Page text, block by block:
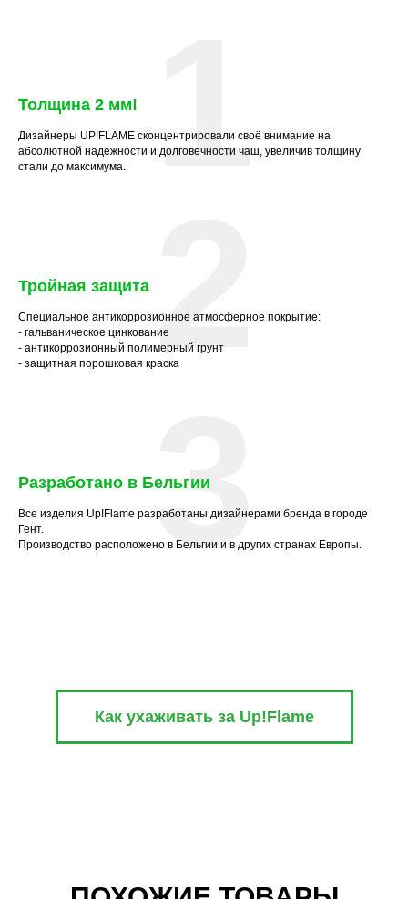
Толщина 2 мм!
Дизайнеры UP!FLAME сконцентрировали своё внимание на
абсолютной надежности и долговечности чаш, увеличив толщину
стали до максимума.
1
Тройная защита
Специальное антикоррозионное атмосферное покрытие:
- гальваническое цинкование
- антикоррозионный полимерный грунт
- защитная порошковая краска2
Разработано в Бельгии
Все изделия Up!Flame разработаны дизайнерами бренда в городе
Гент.
Производство расположено в Бельгии и в других странах Европы.
3
Как ухаживать за Up!Flame